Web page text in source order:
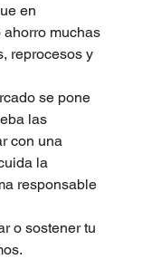
en
muchas
reprocesos y
se pone
las
con una
la
responsable
o sostener tu